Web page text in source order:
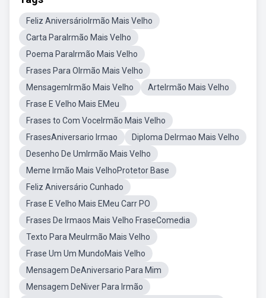
Feliz AniversárioIrmão Mais Velho
Carta ParaIrmão Mais Velho
Poema ParaIrmão Mais Velho
Frases Para OIrmão Mais Velho
MensagemIrmão Mais Velho
ArteIrmão Mais Velho
Frase E Velho Mais EMeu
Frases to Com VoceIrmão Mais Velho
FrasesAniversario Irmao
Diploma DeIrmao Mais Velho
Desenho De UmIrmão Mais Velho
Meme Irmão Mais VelhoProtetor Base
Feliz Aniversário Cunhado
Frase E Velho Mais EMeu Carr PO
Frases De Irmaos Mais Velho FraseComedia
Texto Para MeuIrmão Mais Velho
Frase Um Um MundoMais Velho
Mensagem DeAniversario Para Mim
Mensagem DeNiver Para Irmão